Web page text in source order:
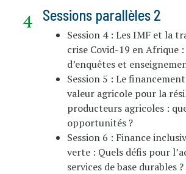
Sessions parallèles 2
Session 4 : Les IMF et la
crise Covid-19 en Afrique
d’enquêtes et
Session 5 : Le
valeur agricole pour la
producteurs agricoles :
opportunités ?
Session 6 : Finance
verte : Quels défis pour
services de base durables ?